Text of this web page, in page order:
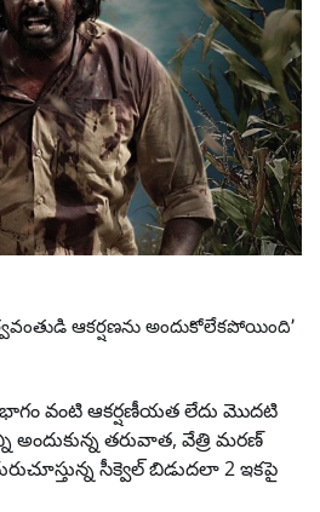
ఆకర్షణను అందుకోలేకపోయింది’
వంటి ఆకర్షణీయత లేదు మొదటి
తరువాత, వేత్రి మరణ్
సీక్వెల్ బిడుదలా 2 ఇకపై